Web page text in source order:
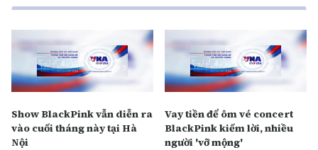
Show BlackPink vẫn diễn ra
vào cuối tháng này tại Hà
Nội
Vay tiền để ôm vé concert
BlackPink kiếm lời, nhiều
người 'vỡ mộng'